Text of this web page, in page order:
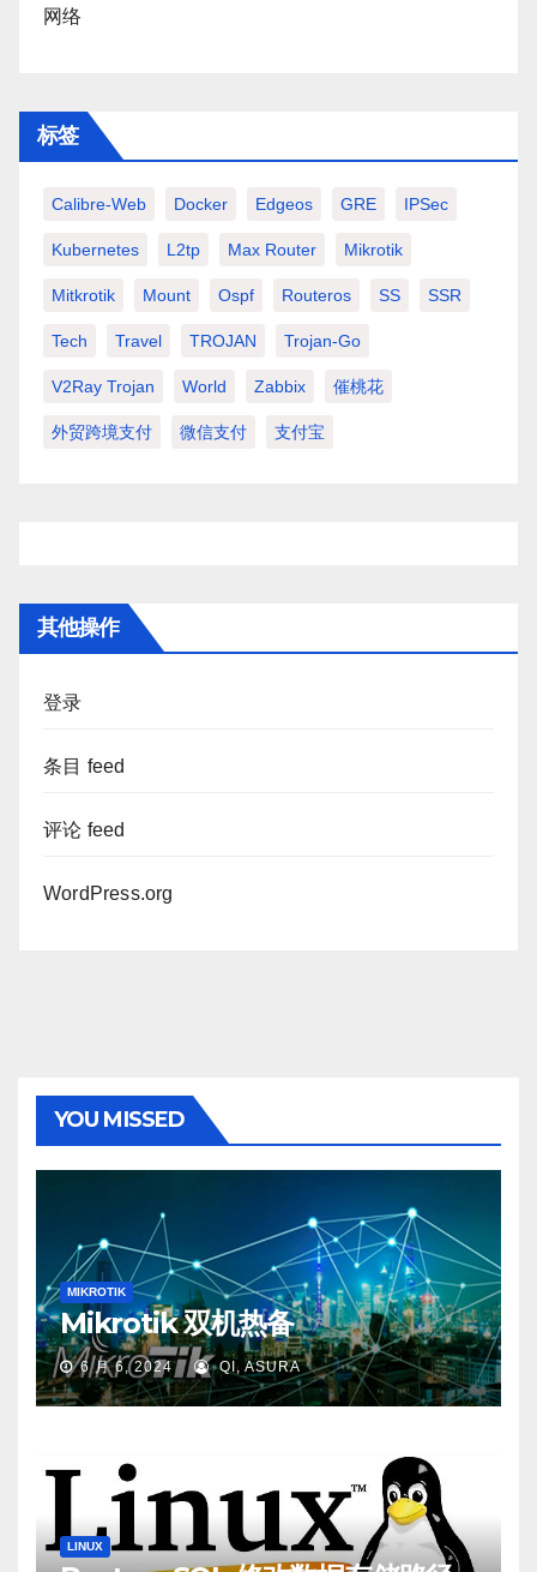
网络
标签
Calibre-Web Docker Edgeos GRE IPSec
Kubernetes L2tp Max Router Mikrotik
Mitkrotik Mount Ospf Routeros SS SSR
Tech Travel TROJAN Trojan-Go
V2Ray Trojan World Zabbix 催桃花
外贸跨境支付 微信支付 支付宝
其他操作
登录
条目 feed
评论 feed
WordPress.org
YOU MISSED
MIKROTIK
Mikrotik 双机热备
6 月 6, 2024 QI, ASURA
LINUX